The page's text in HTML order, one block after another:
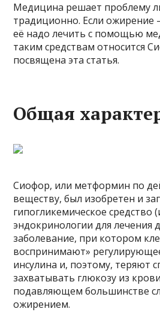
Медицина решает проблему
традиционно. Если ожирение
её надо лечить с помощью
таким средствам относится
посвящена эта статья.
Общая
Сиофор, или метформин по
веществу, был изобретен и
гипогликемическое средство
эндокринологии для лечения
заболевание, при котором
воспринимают»
инсулина и, поэтому, теряют
захватывать глюкозу из
подавляющем большинстве
ожирением.